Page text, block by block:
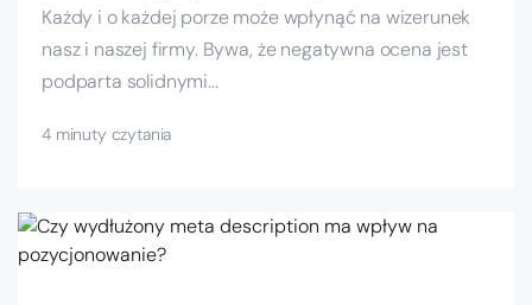
Każdy i o każdej porze może wpłynąć na wizerunek
nasz i naszej firmy. Bywa, że negatywna ocena jest
podparta solidnymi...
4 minuty czytania